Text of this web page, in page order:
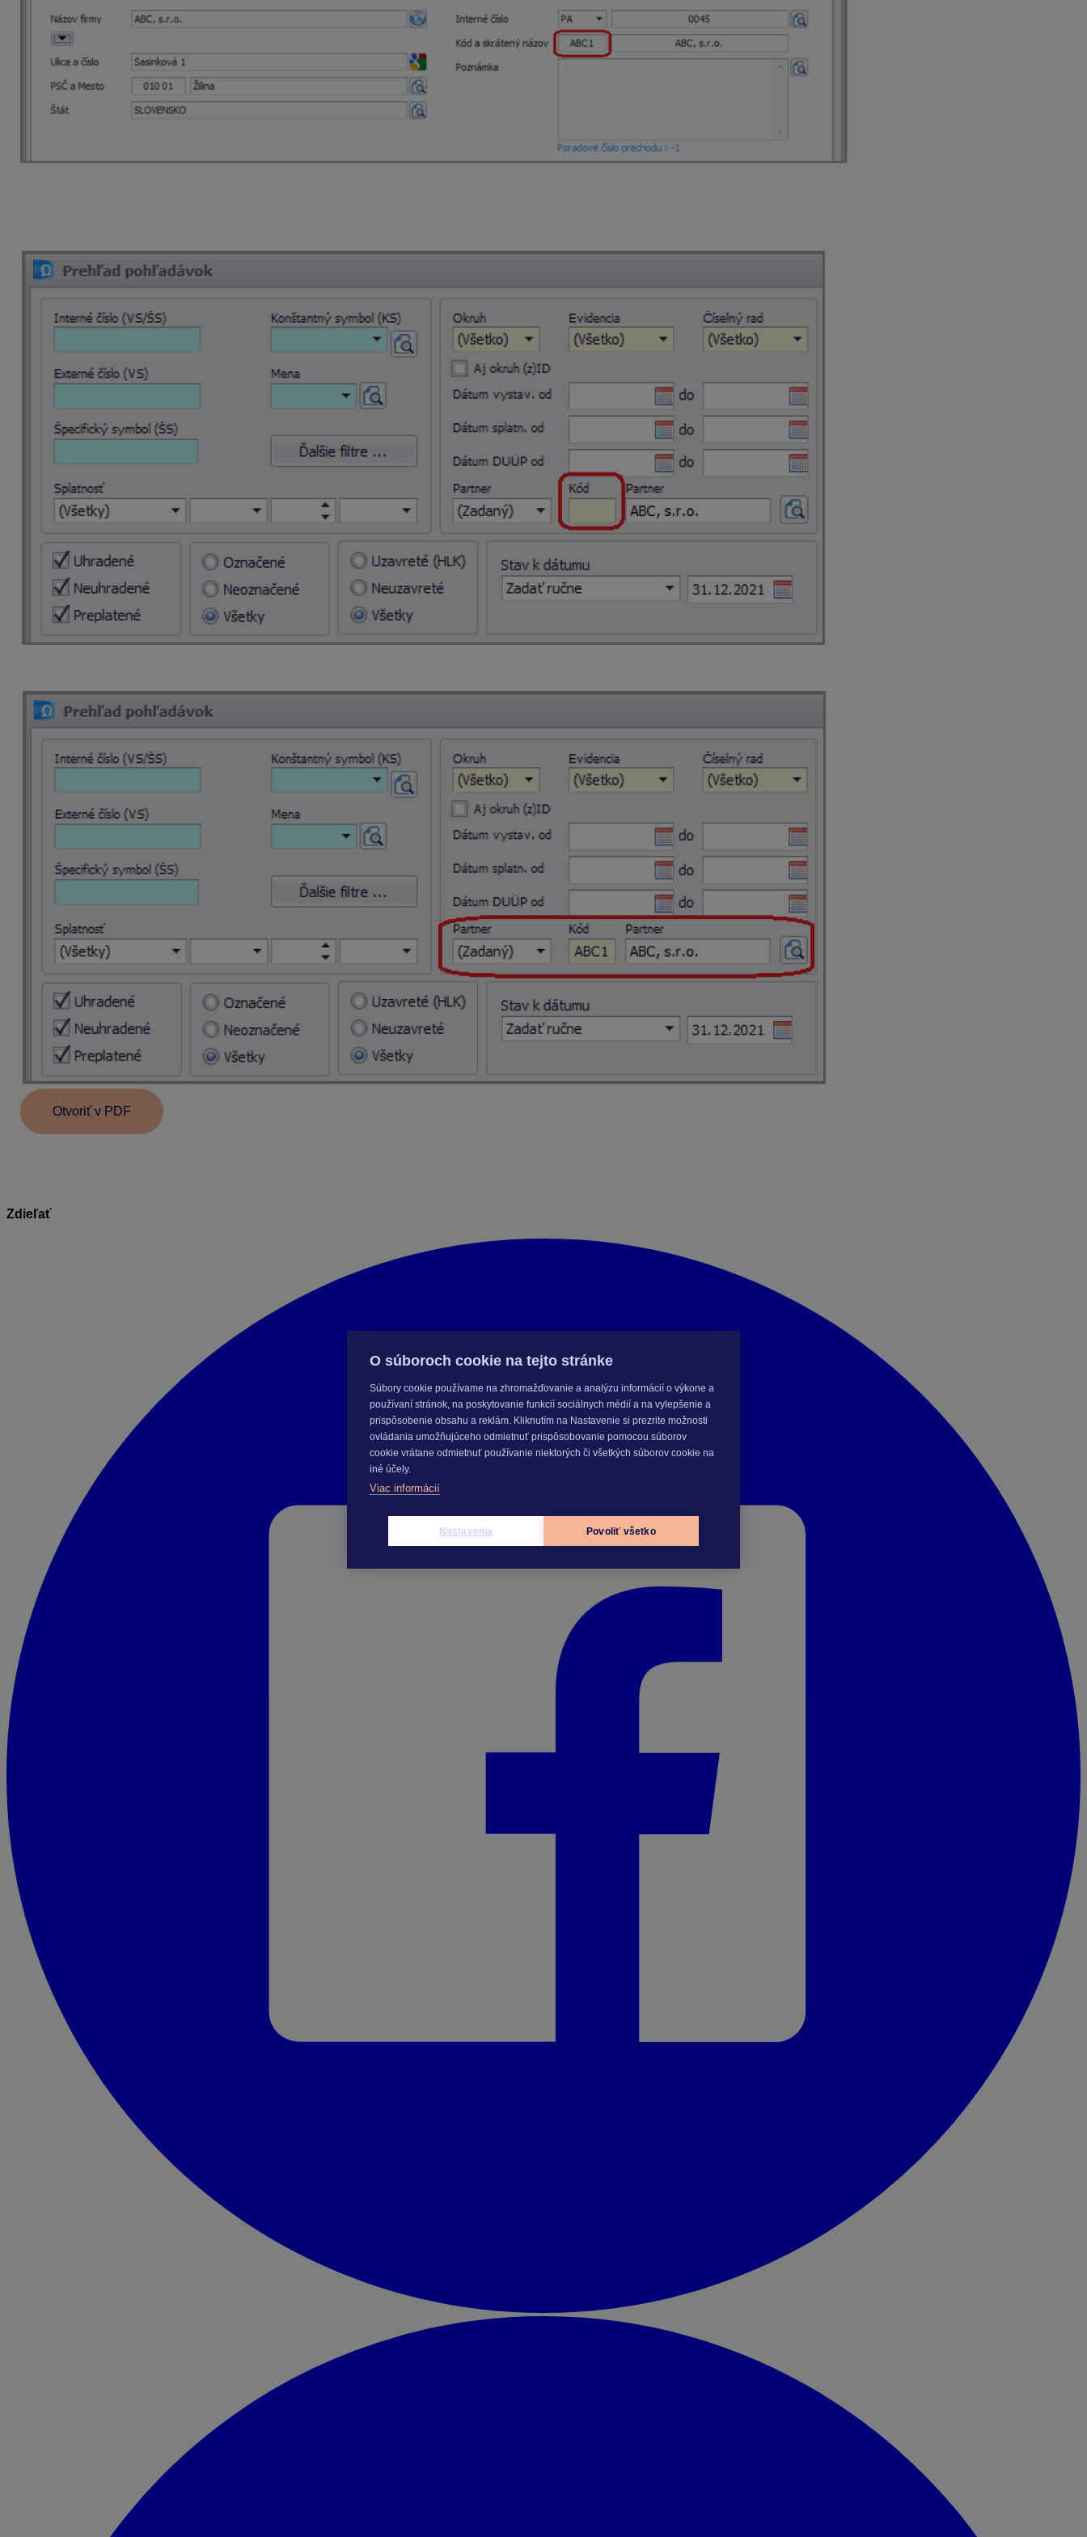
Otvoriť v PDF
Zdieľať
O súboroch cookie na tejto stránke
Súbory cookie používame na zhromažďovanie a analýzu informácií o výkone a
používaní stránok, na poskytovanie funkcií sociálnych médií a na vylepšenie a
prispôsobenie obsahu a reklám. Kliknutím na Nastavenie si prezrite možnosti
ovládania umožňujúceho odmietnuť prispôsobovanie pomocou súborov
cookie vrátane odmietnuť používanie niektorých či všetkých súborov cookie na
iné účely.
Viac informácií
Nastavenia Povoliť všetko